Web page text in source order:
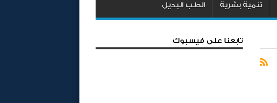
تنمية بشرية الطب البديل
تابعنا على فيسبوك